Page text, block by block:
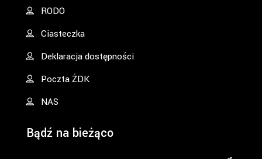
RODO
Ciasteczka
Deklaracja dostępności
Poczta ŻDK
NAS
Bądź na bieżąco